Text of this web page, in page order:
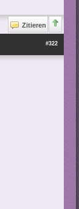
Zitieren
#322